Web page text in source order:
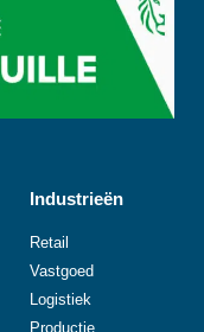
Industrieën
Retail
Vastgoed
Logistiek
Productie